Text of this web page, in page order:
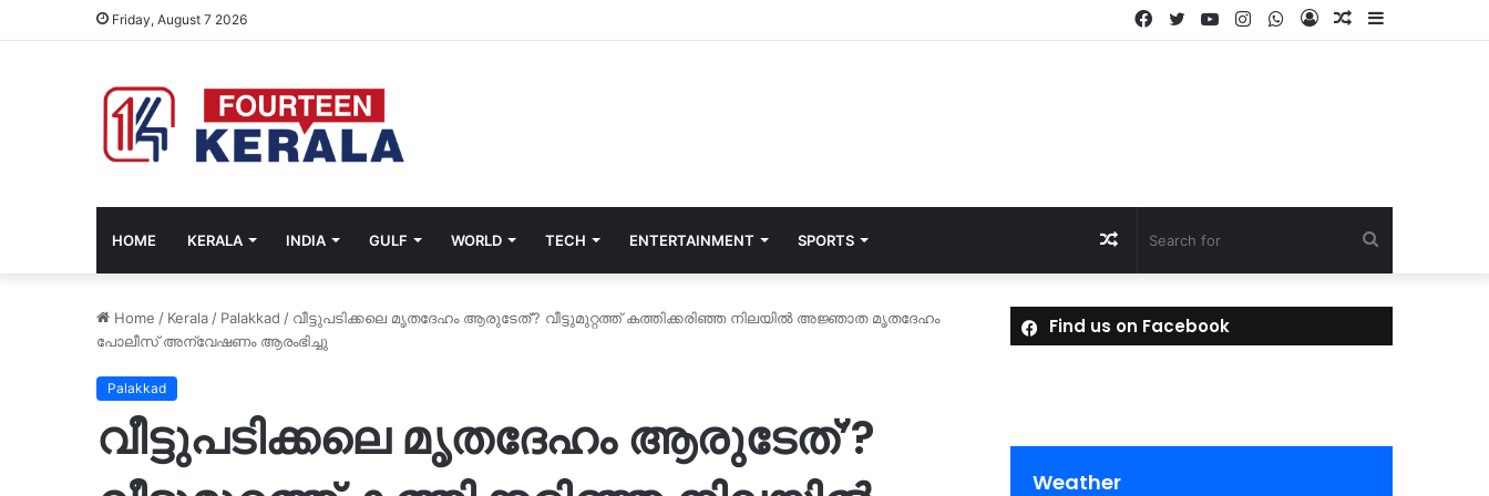
Friday, August 7 2026 Sidebar
Random
Log
WhatsApp
Instagram
YouTube
Twitter
Facebook
HOME KERALA INDIA GULF WORLD TECH ENTERTAINMENT SPORTS
for
Random
Article
Home / Kerala / Palakkad / വീട്ടുപടിക്കലെ മൃതദേഹം ആരുടേത്’? വീട്ടുമുറ്റത്ത് കത്തിക്കരിഞ്ഞ നിലയില്‍ അജ്ഞാത മൃതദേഹം
പോലീസ് അന്വേഷണം ആരംഭിച്ചു
Palakkad
വീട്ടുപടിക്കലെ മൃതദേഹം ആരുടേത്’?
Find us on Facebook
Weather